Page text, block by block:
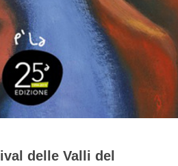
delle Valli del